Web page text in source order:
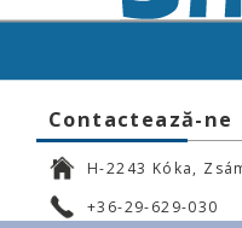
Contactează-ne
H-2243 Kóka,
+36-29-629-030